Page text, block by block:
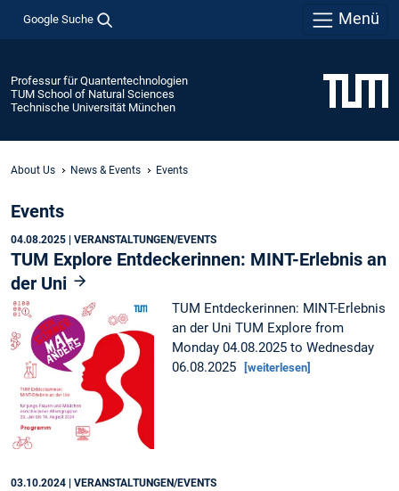
Google Suche Menü
Professur für Quantentechnologien
TUM School of Natural Sciences
Technische Universität München
About Us News & Events Events
Events
04.08.2025 | VERANSTALTUNGEN/EVENTS
TUM Explore Entdeckerinnen: MINT-Erlebnis an
der Uni
TUM Entdeckerinnen: MINT-Erlebnis
an der Uni TUM Explore from
Monday 04.08.2025 to Wednesday
06.08.2025
[weiterlesen]
03.10.2024 | VERANSTALTUNGEN/EVENTS